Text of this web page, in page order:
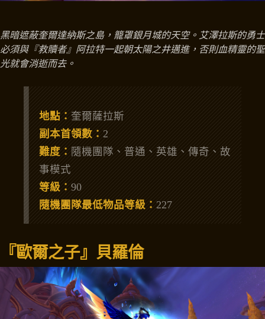
黑暗遮蔽奎爾達納斯之島，籠罩銀月城的天空。艾澤拉斯的勇士
必須與『救贖者』阿拉特一起朝太陽之井邁進，否則血精靈的聖
光就會消逝而去。
地點：奎爾薩拉斯
副本首領數：2
難度： 隨機團隊、普通、英雄、傳奇、故
事模式
等級：90
隨機團隊最低物品等級：227
『歐爾之子』貝羅倫